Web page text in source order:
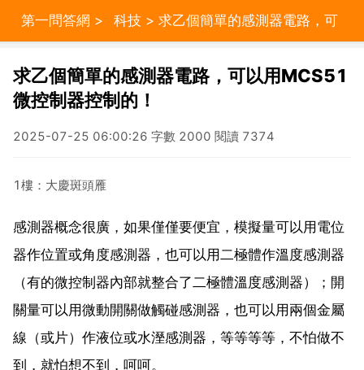
第一問答網 > 科技 > 求乙個簡單的感測器電路，可
求乙個簡單的感測器電路，可以用MCS51
微控制器控制的！
2025-07-25 06:00:26 字數 2000 閱讀 7374
1樓：大慶斑頭雁
感測器概念很廣，如果僅僅要便宜，模擬量可以用電位
器作位置或角度感測器，也可以用二極體作溫度感測器
（有的微控制器內部就整合了二極體溫度感測器）；開
關量可以用微動開關做觸碰感測器，也可以用兩個金屬
線（或片）作液位或水溼感測器，等等等等，不怕做不
到，就怕想不到，呵呵。